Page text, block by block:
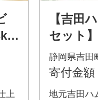
上
【吉田
セット
(黒・白
スハム
静岡県吉田
寄付金額
地元吉田ハ